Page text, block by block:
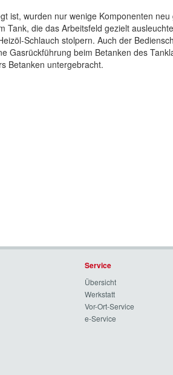
ist, wurden nur wenige Komponenten
die das Arbeitsfeld gezielt
Schlauch stolpern. Auch der
Gasrückführung beim Betanken des
Betanken untergebracht.
Service
Übersicht
Werkstatt
Vor-Ort-Service
e-Service